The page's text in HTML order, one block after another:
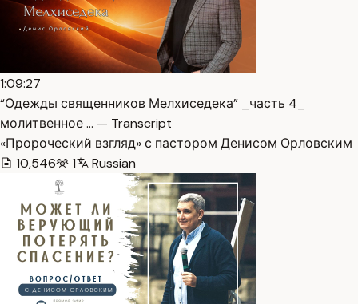
1:09:27
“Одежды священников Мелхиседека” _часть 4_
молитвенное … — Transcript
«Пророческий взгляд» с пастором Денисом Орловским
10,546
1 Russian